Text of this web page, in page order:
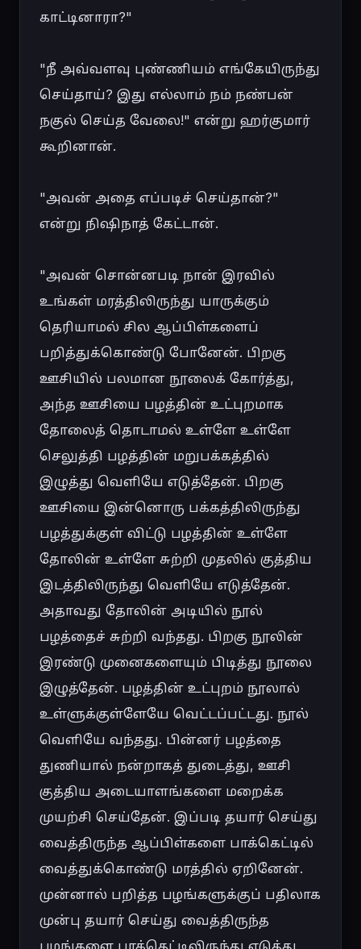
காட்டினாரா?"
"நீ அவ்வளவு புண்ணியம் எங்கேயிருந்து
செய்தாய்? இது எல்லாம் நம் நண்பன்
நகுல் செய்த வேலை!" என்று ஹர்குமார்
கூறினான்.
"அவன் அதை எப்படிச் செய்தான்?"
என்று நிஷிநாத் கேட்டான்.
"அவன் சொன்னபடி நான் இரவில்
உங்கள் மரத்திலிருந்து யாருக்கும்
தெரியாமல் சில ஆப்பிள்களைப்
பறித்துக்கொண்டு போனேன். பிறகு
ஊசியில் பலமான நூலைக் கோர்த்து,
அந்த ஊசியை பழத்தின் உட்புறமாக
தோலைத் தொடாமல் உள்ளே உள்ளே
செலுத்தி பழத்தின் மறுபக்கத்தில்
இழுத்து வெளியே எடுத்தேன். பிறகு
ஊசியை இன்னொரு பக்கத்திலிருந்து
பழத்துக்குள் விட்டு பழத்தின் உள்ளே
தோலின் உள்ளே சுற்றி முதலில் குத்திய
இடத்திலிருந்து வெளியே எடுத்தேன்.
அதாவது தோலின் அடியில் நூல்
பழத்தைச் சுற்றி வந்தது. பிறகு நூலின்
இரண்டு முனைகளையும் பிடித்து நூலை
இழுத்தேன். பழத்தின் உட்புறம் நூலால்
உள்ளுக்குள்ளேயே வெட்டப்பட்டது. நூல்
வெளியே வந்தது. பின்னர் பழத்தை
துணியால் நன்றாகத் துடைத்து, ஊசி
குத்திய அடையாளங்களை மறைக்க
முயற்சி செய்தேன். இப்படி தயார் செய்து
வைத்திருந்த ஆப்பிள்களை பாக்கெட்டில்
வைத்துக்கொண்டு மரத்தில் ஏறினேன்.
முன்னால் பறித்த பழங்களுக்குப் பதிலாக
முன்பு தயார் செய்து வைத்திருந்த
பழங்களை பாக்கெட்டிலிருந்து எடுத்து